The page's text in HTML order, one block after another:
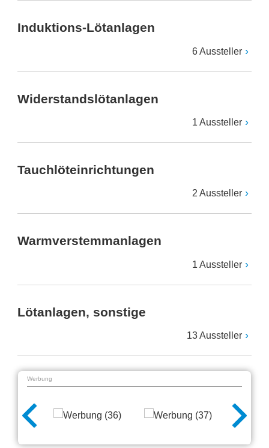
Induktions-Lötanlagen
6 Aussteller
Widerstandslötanlagen
1 Aussteller
Tauchlöteinrichtungen
2 Aussteller
Warmverstemmanlagen
1 Aussteller
Lötanlagen, sonstige
13 Aussteller
Werbung